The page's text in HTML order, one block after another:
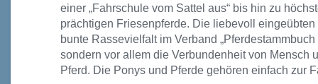
einer „Fahrschule vom Sattel aus“ bis hin zu
prächtigen Friesenpferde. Die liebevoll
bunte Rassevielfalt im Verband
sondern vor allem die Verbundenheit von Mensch
Pferd. Die Ponys und Pferde gehören einfach zur